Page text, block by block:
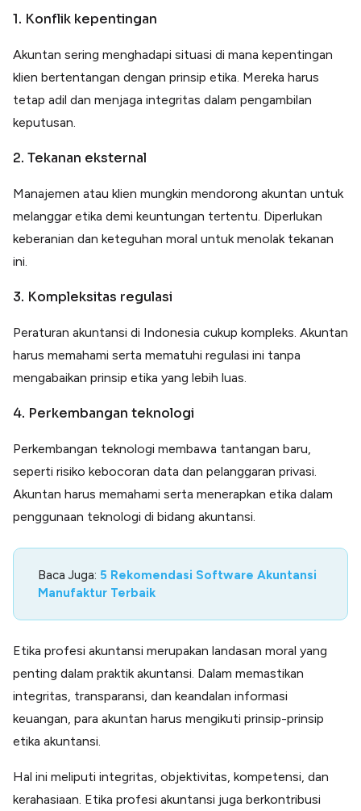
1. Konflik kepentingan
Akuntan sering menghadapi situasi di mana kepentingan
klien bertentangan dengan prinsip etika. Mereka harus
tetap adil dan menjaga integritas dalam pengambilan
keputusan.
2. Tekanan eksternal
Manajemen atau klien mungkin mendorong akuntan untuk
melanggar etika demi keuntungan tertentu. Diperlukan
keberanian dan keteguhan moral untuk menolak tekanan
ini.
3. Kompleksitas regulasi
Peraturan akuntansi di Indonesia cukup kompleks. Akuntan
harus memahami serta mematuhi regulasi ini tanpa
mengabaikan prinsip etika yang lebih luas.
4. Perkembangan teknologi
Perkembangan teknologi membawa tantangan baru,
seperti risiko kebocoran data dan pelanggaran privasi.
Akuntan harus memahami serta menerapkan etika dalam
penggunaan teknologi di bidang akuntansi.
Baca Juga: 5 Rekomendasi Software Akuntansi
Manufaktur Terbaik
Etika profesi akuntansi merupakan landasan moral yang
penting dalam praktik akuntansi. Dalam memastikan
integritas, transparansi, dan keandalan informasi
keuangan, para akuntan harus mengikuti prinsip-prinsip
etika akuntansi.
Hal ini meliputi integritas, objektivitas, kompetensi, dan
kerahasiaan. Etika profesi akuntansi juga berkontribusi